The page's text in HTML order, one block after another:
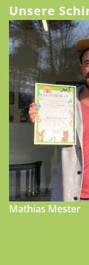
Unsere
Mathias Mester